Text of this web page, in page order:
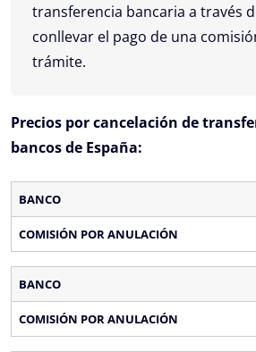
transferencia bancaria a través
conllevar el pago de una
trámite.
Precios por cancelación de
bancos de España: